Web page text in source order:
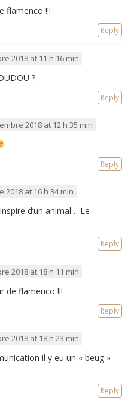
flamenco !!!
Reply
2018 at 11 h 16 min
?
Reply
2018 at 12 h 35 min
Reply
2018 at 16 h 34 min
d’un animal… Le
Reply
2018 at 18 h 11 min
de flamenco !!!
Reply
2018 at 18 h 23 min
il y eu un « beug »
Reply